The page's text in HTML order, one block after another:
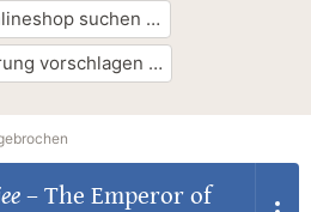
suchen …
vorschlagen …
– The Emperor of